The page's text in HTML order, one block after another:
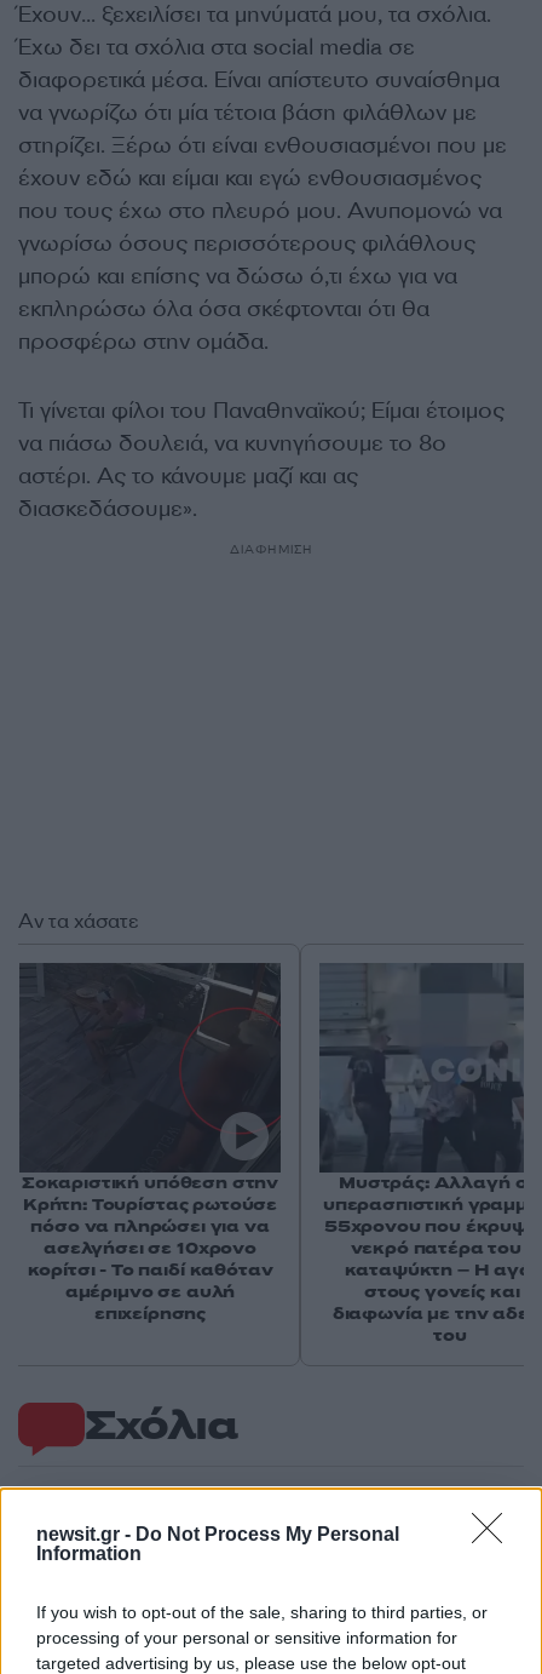
newsit.gr - Do Not Process My Personal
Information
If you wish to opt-out of the sale, sharing to third parties, or
processing of your personal or sensitive information for
targeted advertising by us, please use the below opt-out
Έχουν… ξεχειλίσει τα μηνύματά μου, τα σχόλια.
Έχω δει τα σχόλια στα social media σε
διαφορετικά μέσα. Είναι απίστευτο συναίσθημα
να γνωρίζω ότι μία τέτοια βάση φιλάθλων με
στηρίζει. Ξέρω ότι είναι ενθουσιασμένοι που με
έχουν εδώ και είμαι και εγώ ενθουσιασμένος
που τους έχω στο πλευρό μου. Ανυπομονώ να
γνωρίσω όσους περισσότερους φιλάθλους
μπορώ και επίσης να δώσω ό,τι έχω για να
εκπληρώσω όλα όσα σκέφτονται ότι θα
προσφέρω στην ομάδα.
Τι γίνεται φίλοι του Παναθηναϊκού; Είμαι έτοιμος
να πιάσω δουλειά, να κυνηγήσουμε το 8ο
αστέρι. Ας το κάνουμε μαζί και ας
διασκεδάσουμε».
ΔΙΑΦΗΜΙΣΗ
Σχόλια
50 /50
Αν τα χάσατε
Σοκαριστική υπόθεση στην
Κρήτη: Τουρίστας ρωτούσε
πόσο να πληρώσει για να
ασελγήσει σε 10χρονο
κορίτσι - Το παιδί καθόταν
αμέριμνο σε αυλή
επιχείρησης
Μυστράς: Αλλαγή
υπερασπιστική
55χρονου που έκρυψε
νεκρό πατέρα του
καταψύκτη – Η
στους γονείς και η
διαφωνία με την
του